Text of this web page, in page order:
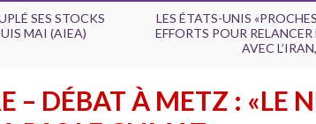
SES STOCKS
MAI (AIEA)
LES ÉTATS-UNIS
EFFORTS POUR
AVEC
– DÉBAT À METZ : «LE